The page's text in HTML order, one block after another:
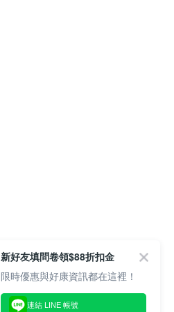
新好友填問卷領$88折扣金
限時優惠與好康資訊都在這裡！
連結 LINE 帳號